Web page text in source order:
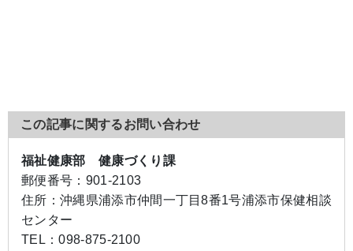
この記事に関するお問い合わせ
福祉健康部 健康づくり課
郵便番号： 901-2103
住所： 沖縄県浦添市仲間一丁目8番1号浦添市保健相談
センター
TEL：098-875-2100